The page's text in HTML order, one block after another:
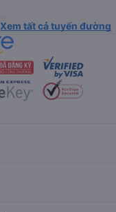
Xem tất cả tuyến đường